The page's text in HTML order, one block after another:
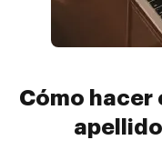
Cómo hacer
apellido